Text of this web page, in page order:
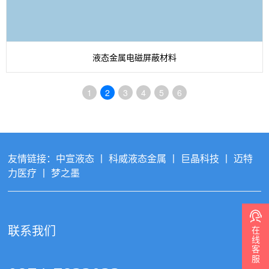
液态金属电磁屏蔽材料
1 2 3 4 5 6
友情链接： 中宣液态 丨科威液态金属 丨 巨晶科技 丨迈特
力医疗 丨 梦之墨
联系我们
在
线
客
服